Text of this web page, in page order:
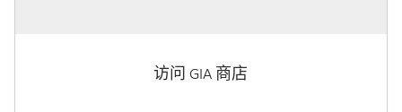
访问 GIA 商店